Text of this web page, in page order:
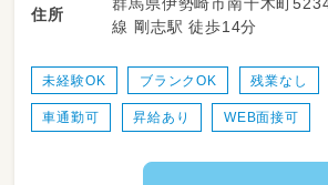
も多数活躍中！
・送迎業務あり（ＡＴ可）
一環として取り組みをして
・ワークバランスを重視した
す。
住所
線 剛志駅 徒歩14分
未経験OK ブランクOK 残業なし
車通勤可 昇給あり WEB面接可